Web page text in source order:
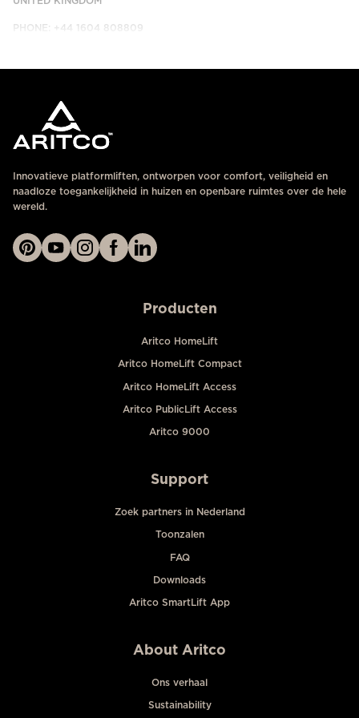
PHONE: +44 1604 808809
Innovatieve platformliften, ontworpen voor comfort, veiligheid en
naadloze toegankelijkheid in huizen en openbare ruimtes over de hele
wereld.
Producten
Aritco HomeLift
Aritco HomeLift Compact
Aritco HomeLift Access
Aritco PublicLift Access
Aritco 9000
Support
Zoek partners in Nederland
Toonzalen
FAQ
Downloads
Aritco SmartLift App
About Aritco
Ons verhaal
Sustainability